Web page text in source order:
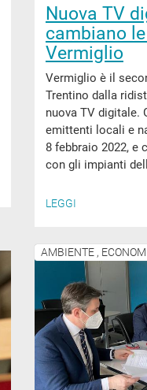
Nuova TV
cambiano
Vermiglio
Vermiglio è il
Trentino dalla
nuova TV digitale.
emittenti locali e
8 febbraio 2022, e
con gli impianti
LEGGI